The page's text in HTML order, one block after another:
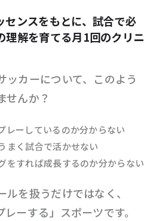
センスをもとに、試合で必
理解を育てる月1回のクリニ
ッカーについて、このよう
せんか？
レーしているのか分からない
まく試合で活かせない
をすれば成長するのか分からない
を扱うだけではなく、
レーする」スポーツです。